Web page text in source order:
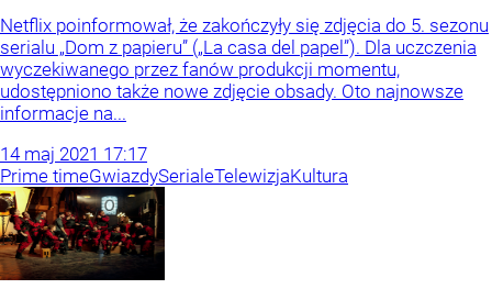
Netflix poinformował, że zakończyły się zdjęcia do 5. sezonu
serialu „Dom z papieru” („La casa del papel”). Dla uczczenia
wyczekiwanego przez fanów produkcji momentu,
udostępniono także nowe zdjęcie obsady. Oto najnowsze
informacje na...
14 maj 2021 17:17
Prime timeGwiazdySerialeTelewizjaKultura